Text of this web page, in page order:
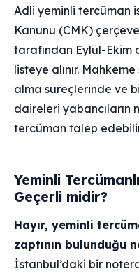
Adli yeminli tercüman
Kanunu (CMK)
tarafından Eylül-Ekim
listeye alınır.
alma süreçlerinde ve
daireleri yabancıların
tercüman talep
Yeminli
Geçerli midir?
Hayır, yeminli
zaptının bulunduğu
İstanbul’daki bir